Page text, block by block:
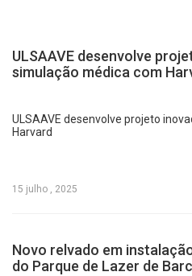
ULSAAVE desenvolve
simulação médica com
ULSAAVE desenvolve projeto
Harvard
15 julho , 2025
Novo relvado em
do Parque de Lazer de